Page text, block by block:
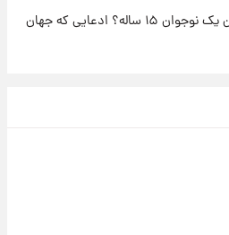
راز طول عمر انسان در دستان یک نوجوان ۱۵ ساله؟ ادعایی که جهان